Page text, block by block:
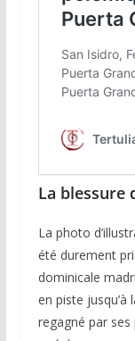
La blessure
La photo
été durement
dominicale
en piste
regagné par